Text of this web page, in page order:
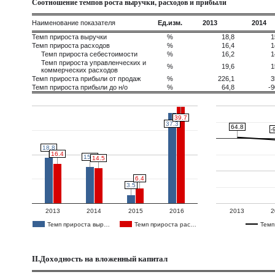
Соотношение темпов роста выручки, расходов и прибыли
Наименование показателя Ед.изм. 2013 2014
Темп прироста выручки
% 18,8
Темп прироста расходов
% 16,4
Темп прироста себестоимости
% 16,2
Темп прироста управленческих и
коммерческих расходов
% 19,6
Темп прироста прибыли от продаж
% 226,1
Темп прироста прибыли до н/о
% 64,8 -
Темп прироста выр… Темп прироста рас…
2013 2014 2015 2016
18.8
18.8
15.2
15.2
3.5
3.5
37.3
37.3
16.4
16.4
14.5
14.5
6.4
6.4
39.7
39.7
2013
64.8
64.8 --
II.Доходность на вложенный капитал